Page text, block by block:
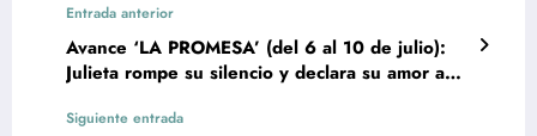
Entrada anterior
Avance ‘LA PROMESA’ (del 6 al 10 de julio):
Julieta rompe su silencio y declara su amor a
Siguiente entrada